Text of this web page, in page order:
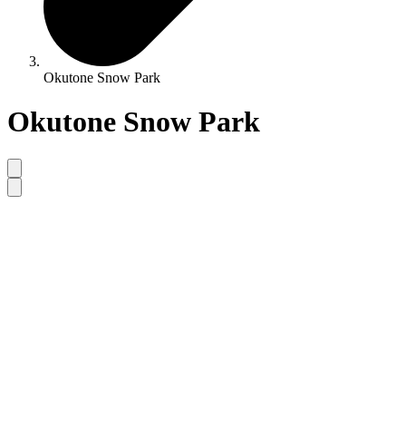
Okutone Snow Park
Okutone Snow Park